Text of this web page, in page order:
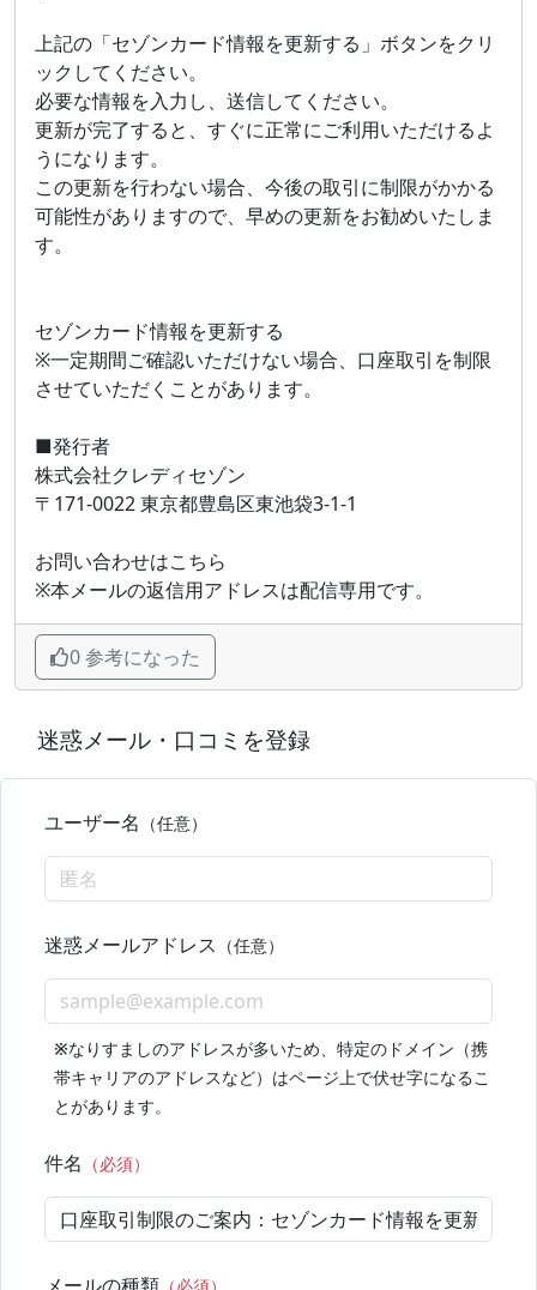
上記の「セゾンカード情報を更新する」ボタンをクリ
ックしてください。
必要な情報を入力し、送信してください。
更新が完了すると、すぐに正常にご利用いただけるよ
うになります。
この更新を行わない場合、今後の取引に制限がかかる
可能性がありますので、早めの更新をお勧めいたしま
す。
セゾンカード情報を更新する
※一定期間ご確認いただけない場合、口座取引を制限
させていただくことがあります。
■発行者
株式会社クレディセゾン
〒171-0022 東京都豊島区東池袋3-1-1
お問い合わせはこちら
※本メールの返信用アドレスは配信専用です。
0 参考になった
迷惑メール・口コミを登録
ユーザー名 （任意）
迷惑メールアドレス （任意）
※なりすましのアドレスが多いため、特定のドメイン（携
帯キャリアのアドレスなど）はページ上で伏せ字になるこ
とがあります。
件名 （必須）